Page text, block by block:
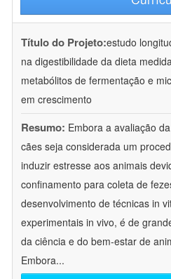
Título do Projeto:estudo
na digestibilidade da dieta
metabólitos de fermentação e
em crescimento
Resumo: Embora a avaliação
cães seja considerada um
induzir estresse aos animais
confinamento para coleta de
desenvolvimento de técnicas in
experimentais in vivo, é de
da ciência e do bem-estar de
Embora...